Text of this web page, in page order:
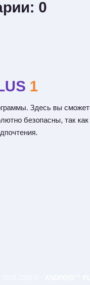
0
1
Здесь вы
безопасны, так